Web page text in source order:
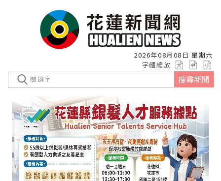
2026年08月08日 星期六
字體縮放
搜尋新聞